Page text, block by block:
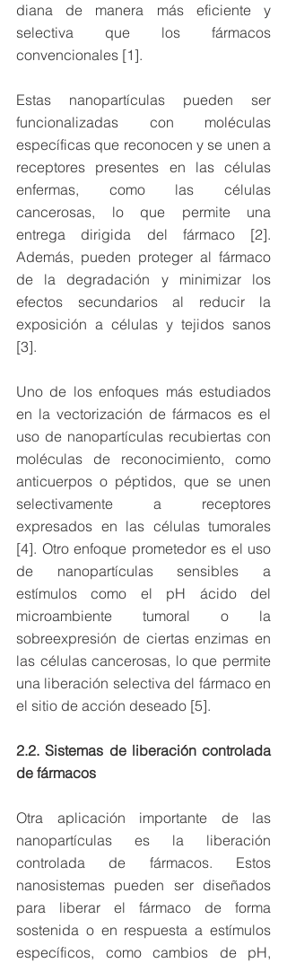
diana de manera más eficiente y
selectiva que los fármacos
convencionales [1].
Estas nanopartículas pueden ser
funcionalizadas con moléculas
específicas que reconocen y se unen a
receptores presentes en las células
enfermas, como las células
cancerosas, lo que permite una
entrega dirigida del fármaco [2].
Además, pueden proteger al fármaco
de la degradación y minimizar los
efectos secundarios al reducir la
exposición a células y tejidos sanos
[3].
Uno de los enfoques más estudiados
en la vectorización de fármacos es el
uso de nanopartículas recubiertas con
moléculas de reconocimiento, como
anticuerpos o péptidos, que se unen
selectivamente a receptores
expresados en las células tumorales
[4]. Otro enfoque prometedor es el uso
de nanopartículas sensibles a
estímulos como el pH ácido del
microambiente tumoral o la
sobreexpresión de ciertas enzimas en
las células cancerosas, lo que permite
una liberación selectiva del fármaco en
el sitio de acción deseado [5].
2.2. Sistemas de liberación controlada
de fármacos
Otra aplicación importante de las
nanopartículas es la liberación
controlada de fármacos. Estos
nanosistemas pueden ser diseñados
para liberar el fármaco de forma
sostenida o en respuesta a estímulos
específicos, como cambios de pH,